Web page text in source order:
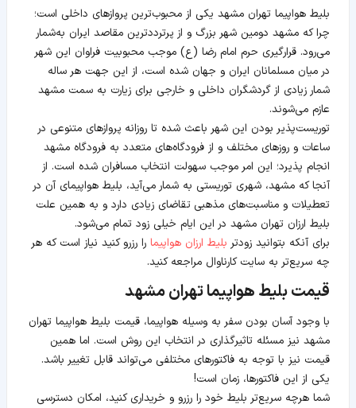
بلیط هواپیما تهران مشهد یکی از محبوب‌ترین پروازهای داخلی است؛
چرا که مشهد دومین شهر بزرگ و از پرترددترین مقاصد ایران به‌شمار
می‌رود. قرارگیری حرم امام رضا (ع) موجب محبوبیت فراوان این شهر
در میان مسلمانان ایران و جهان شده است، از این جهت هر ساله
شمار زیادی از گردشگران داخلی و خارجی برای زیارت به سمت مشهد
عازم می‌شوند.
توریست‌پذیر بودن این شهر باعث شده تا روزانه پروازهای متنوعی در
ساعات و روزهای مختلف و از فرودگاه‌های متعدد به فرودگاه مشهد
انجام پذیرد؛ این امر موجب سهولت انتخاب مسافران شده است. از
آنجا که مشهد، شهری توریستی به شمار می‌آید، بلیط هواپیمای آن در
تعطیلات و مناسبت‌های مذهبی تقاضای زیادی دارد و به همین علت
بلیط ارزان تهران مشهد در این ایام خیلی زود تمام می‌شود.
برای آنکه بتوانید زودتر بلیط ارزان هواپیما را رزرو کنید نیاز است که هر
چه سریع‌تر به سایت کارناوال مراجعه کنید.
قیمت بلیط هواپیما تهران مشهد
با وجود آسان بودن سفر به وسیله هواپیما، قیمت بلیط هواپیما تهران
مشهد نیز مسئله تاثیرگذاری در انتخاب این روش است. اما همین
قیمت نیز با توجه به فاکتورهای مختلفی می‌تواند قابل تغییر باشد.
یکی از این فاکتورها، زمان است!
شما هرچه سریع‌تر بلیط خود را رزرو و خریداری کنید، امکان دسترسی